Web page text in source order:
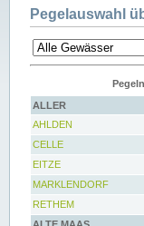
Pegelauswahl
ALLER
AHLDEN
CELLE
EITZE
MARKLENDORF
RETHEM